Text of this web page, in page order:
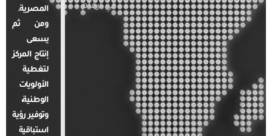
في أرقام
المصرية.
ومن ثم
يسعى
إنتاج المركز
لتغطية
الأولويات
الوطنية،
وتوفير رؤية
استباقية